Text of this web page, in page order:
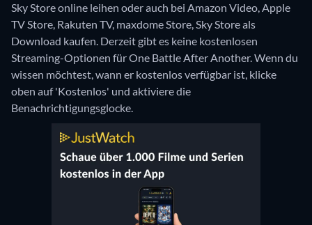
Sky Store online leihen oder auch bei Amazon Video, Apple
TV Store, Rakuten TV, maxdome Store, Sky Store als
Download kaufen. Derzeit gibt es keine kostenlosen
Streaming-Optionen für One Battle After Another. Wenn du
wissen möchtest, wann er kostenlos verfügbar ist, klicke
oben auf 'Kostenlos' und aktiviere die
Benachrichtigungsglocke.